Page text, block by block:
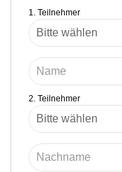
1. Teilnehmer
2. Teilnehmer